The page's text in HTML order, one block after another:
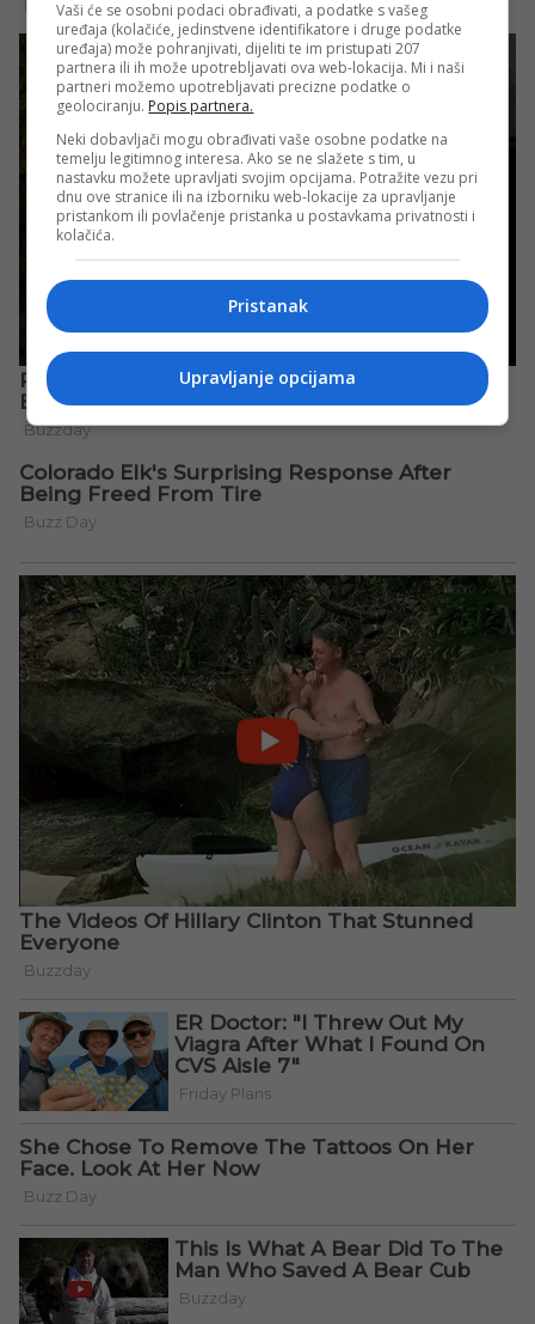
Vaši će se osobni podaci obrađivati, a podatke s vašeg
uređaja (kolačiće, jedinstvene identifikatore i druge podatke
uređaja) može pohranjivati, dijeliti te im pristupati 207
partnera ili ih može upotrebljavati ova web-lokacija. Mi i naši
partneri možemo upotrebljavati precizne podatke o
geolociranju. Popis partnera.
Neki dobavljači mogu obrađivati vaše osobne podatke na
temelju legitimnog interesa. Ako se ne slažete s tim, u
nastavku možete upravljati svojim opcijama. Potražite vezu pri
dnu ove stranice ili na izborniku web-lokacije za upravljanje
pristankom ili povlačenje pristanka u postavkama privatnosti i
kolačića.
Pristanak
Upravljanje opcijama